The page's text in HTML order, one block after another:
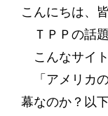
こんにちは、
ＴＰＰの話題
こんなサイト
「アメリカ
幕なのか？以